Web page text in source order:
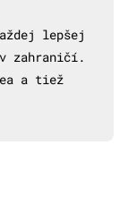
lepšej
zahraničí.
a tiež